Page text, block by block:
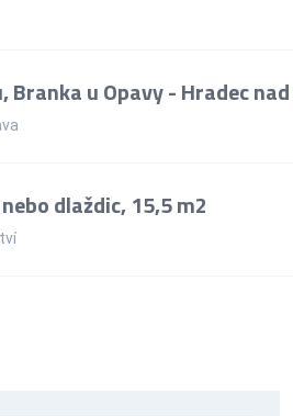
u Opavy - Hradec
dlaždic, 15,5 m2